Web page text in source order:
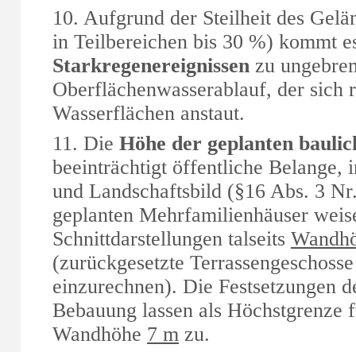
10. Aufgrund der Steilheit des
in Teilbereichen bis 30 %) kommt
Starkregenereignissen zu
Oberflächenwasserablauf, der sich
Wasserflächen anstaut.
11. Die Höhe der geplanten
beeinträchtigt öffentliche Belange,
und Landschaftsbild (§16 Abs. 3
geplanten Mehrfamilienhäuser
Schnittdarstellungen talseits
(zurückgesetzte
einzurechnen). Die Festsetzungen
Bebauung lassen als Höchstgrenze
Wandhöhe 7 m zu.